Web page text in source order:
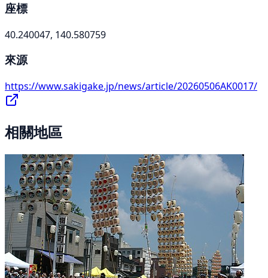
座標
40.240047, 140.580759
來源
https://www.sakigake.jp/news/article/20260506AK0017/
相關地區